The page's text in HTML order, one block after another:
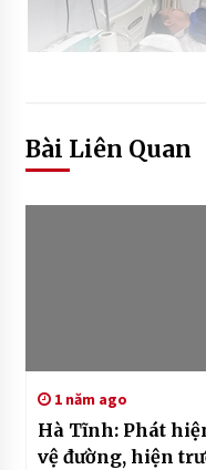
Bài Liên Quan
1 năm ago
Hà Tĩnh: Phát
vệ đường, hiện